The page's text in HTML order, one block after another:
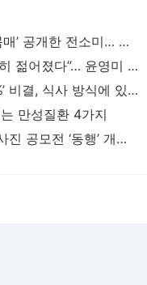
수영복 입고 ‘명품 몸매’ 공개한 전소미… 평소 꼭 챙기는 음식 있다는데?
“1년 전에 비해 확실히 젊어졌다”… 윤영미 그동안 받은 시술, 뭐야?
박진영 ‘체지방 9.2%’ 비결, 식사 방식에 있다는데… 뭘까?
만성질환 4가지
대한종양내과학회, 사진 공모전 ‘동행’ 개최 外[아미랑]